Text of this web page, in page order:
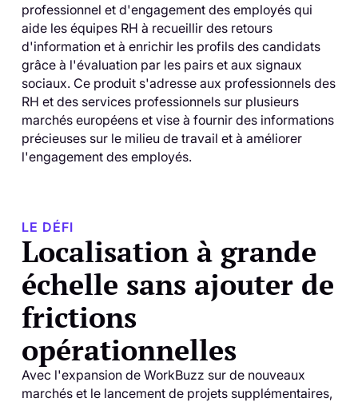
professionnel et d'engagement des employés qui
aide les équipes RH à recueillir des retours
d'information et à enrichir les profils des candidats
grâce à l'évaluation par les pairs et aux signaux
sociaux. Ce produit s'adresse aux professionnels des
RH et des services professionnels sur plusieurs
marchés européens et vise à fournir des informations
précieuses sur le milieu de travail et à améliorer
l'engagement des employés.
LE DÉFI
Localisation à grande
échelle sans ajouter de
frictions
opérationnelles
Avec l'expansion de WorkBuzz sur de nouveaux
marchés et le lancement de projets supplémentaires,